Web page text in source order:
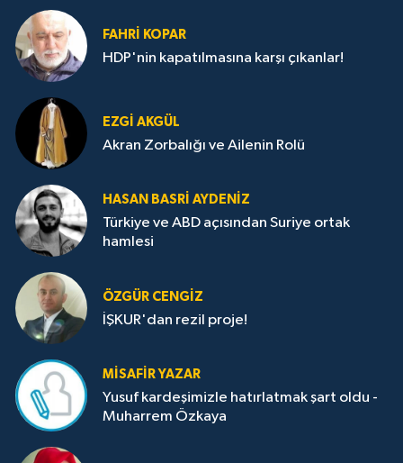
FAHRI KOPAR
HDP'nin kapatılmasına karşı çıkanlar!
EZGI AKGÜL
Akran Zorbalığı ve Ailenin Rolü
HASAN BASRI AYDENIZ
Türkiye ve ABD açısından Suriye ortak
hamlesi
ÖZGÜR CENGIZ
İŞKUR'dan rezil proje!
MISAFIR YAZAR
Yusuf kardeşimizle hatırlatmak şart oldu -
Muharrem Özkaya